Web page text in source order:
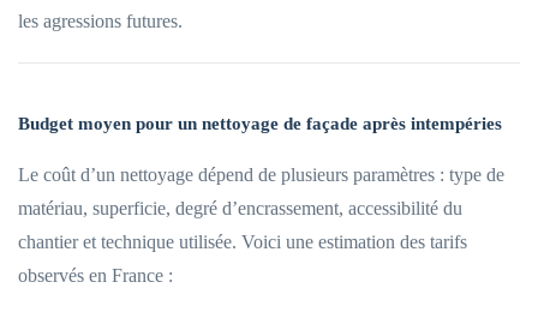
les agressions futures.
Budget moyen pour un nettoyage de façade après intempéries
Le coût d’un nettoyage dépend de plusieurs paramètres : type de
matériau, superficie, degré d’encrassement, accessibilité du
chantier et technique utilisée. Voici une estimation des tarifs
observés en France :